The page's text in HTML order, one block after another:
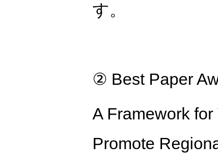
す。
② Best Paper
A Framework
Promote